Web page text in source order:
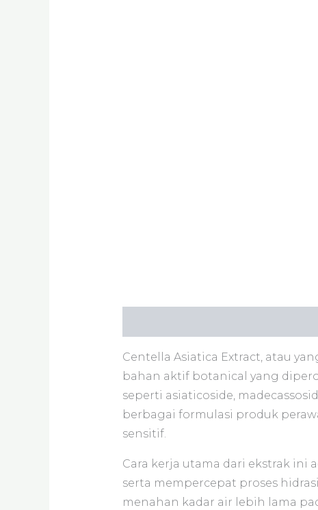
Centella Asiatica Extract, atau
bahan aktif botanical yang
seperti asiaticoside,
berbagai formulasi produk
sensitif.
Cara kerja utama dari ekstrak ini
serta mempercepat proses
menahan kadar air lebih lama